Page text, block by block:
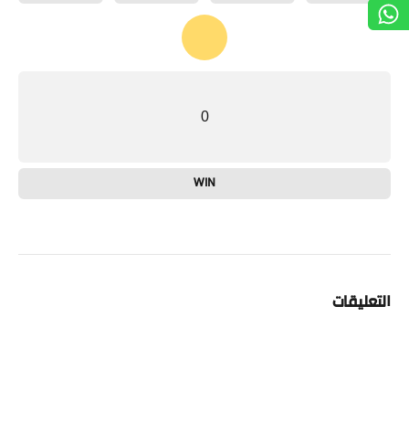
0
WIN
التعليقات